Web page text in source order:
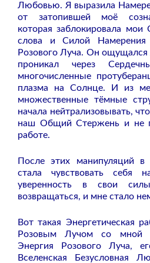
Любовью. Я выразила
от затопившей моё
которая заблокировала
слова и Силой
Розового Луча. Он ощущался
проникал через
многочисленные
плазма на Солнце. И из
множественные тёмные
начала нейтрализовывать,
наш Общий Стержень и не
работе.
После этих манипуляций в
стала чувствовать себя
уверенность в свои
возвращаться, и мне стало
Вот такая Энергетическая
Розовым Лучом со мной
Энергия Розового Луча,
Вселенская Безусловная